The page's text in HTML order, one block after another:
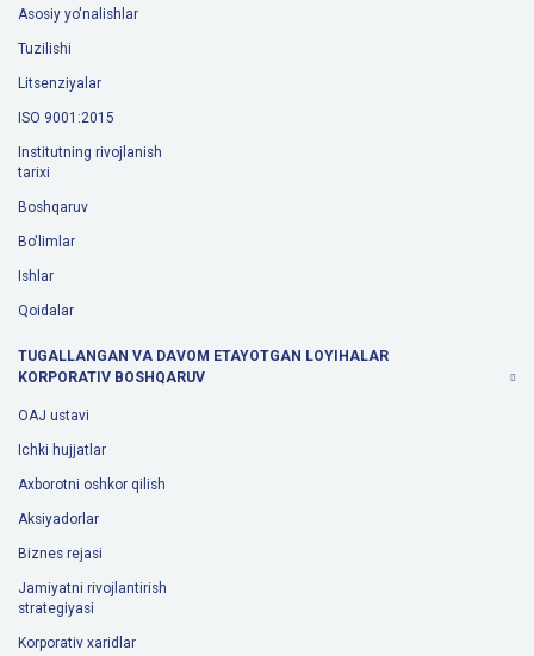
Asosiy yo'nalishlar
Tuzilishi
Litsenziyalar
ISO 9001:2015
Institutning rivojlanish
tarixi
Boshqaruv
Bo'limlar
Ishlar
Qoidalar
TUGALLANGAN VA DAVOM ETAYOTGAN LOYIHALAR
KORPORATIV BOSHQARUV
OAJ ustavi
Ichki hujjatlar
Axborotni oshkor qilish
Aksiyadorlar
Biznes rejasi
Jamiyatni rivojlantirish
strategiyasi
Korporativ xaridlar